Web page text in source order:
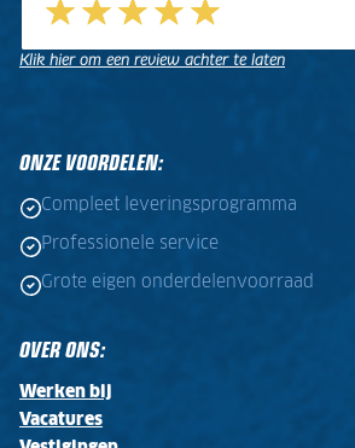
Klik hier om een review achter te laten
. .
ONZE VOORDELEN:
Compleet leveringsprogramma
Professionele service
Grote eigen onderdelenvoorraad
OVER ONS:
Werken bij
Vacatures